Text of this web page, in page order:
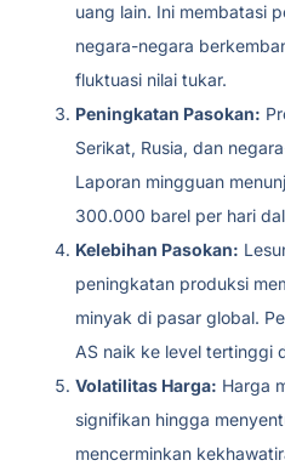
uang lain. Ini membatasi
negara-negara
fluktuasi nilai tukar.
Peningkatan Pasokan:
Serikat, Rusia, dan
Laporan mingguan
300.000 barel per hari
Kelebihan Pasokan:
peningkatan produksi
minyak di pasar global.
AS naik ke level tertinggi
Volatilitas Harga: Harga
signifikan hingga
mencerminkan